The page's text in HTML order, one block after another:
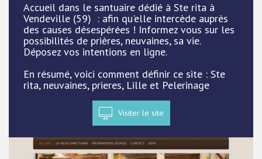
Accueil dans le santuaire dédié à Ste rita à
Vendeville (59) : afin qu'elle intercède auprès
des causes désespérées ! Informez vous sur les
possibilités de prières, neuvaines, sa vie.
Déposez vos intentions en ligne.
En résumé, voici comment définir ce site : Ste
rita, neuvaines, prieres, Lille et Pelerinage
Visiter le site